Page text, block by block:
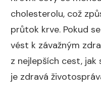
cholesterolu, což
průtok krve. Pokud
vést k závažným
z nejlepších cest,
je zdravá